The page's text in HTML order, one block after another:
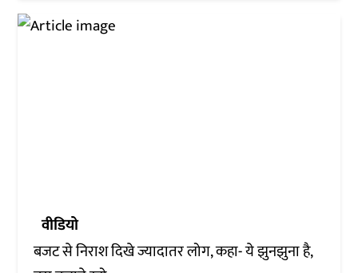
वीडियो
बजट से निराश दिखे ज्यादातर लोग, कहा- ये झुनझुना है,